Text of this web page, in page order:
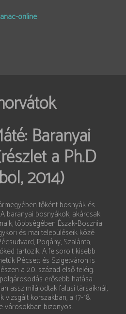
online
Baranyai
a Ph.D
2014)
főként bosnyák és
baranyai bosnyákok, akárcsak
többségében Észak-Bosznia
és mai településeik közé
Pogány, Szalánta,
tartozik. A felsorolt kisebb
Pécsett és Szigetváron is
a 20. század első feléig.
erősebb hatása
asszimilálódtak falusi társaiknál,
korszakban, a 17-18.
városokban bizonyos.